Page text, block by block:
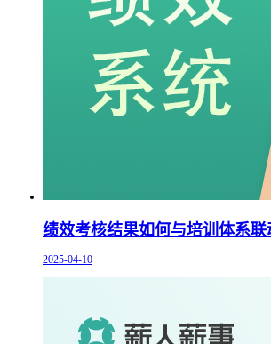
绩效考核结果如何与培训体系联
2025-04-10